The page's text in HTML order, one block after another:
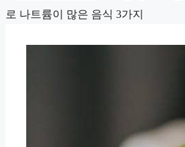
뛰
로 나트륨이 많은 음식 3가지